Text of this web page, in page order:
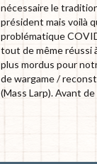
nécessaire le
président mais voilà
problématique
tout de même réussi
plus mordus pour
de wargame /
(Mass Larp). Avant